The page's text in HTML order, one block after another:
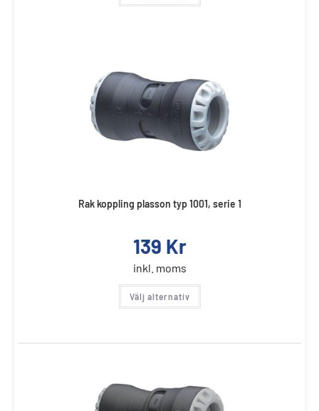
Rak koppling plasson typ 1001, serie 1
139 Kr
inkl. moms
Välj alternativ